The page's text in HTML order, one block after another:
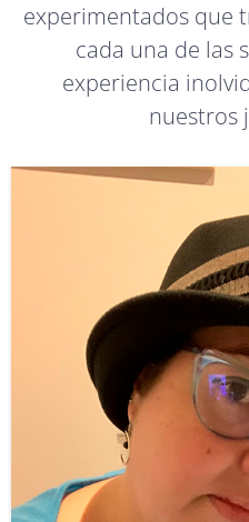
experimentados que
cada una de las
experiencia
nuestros